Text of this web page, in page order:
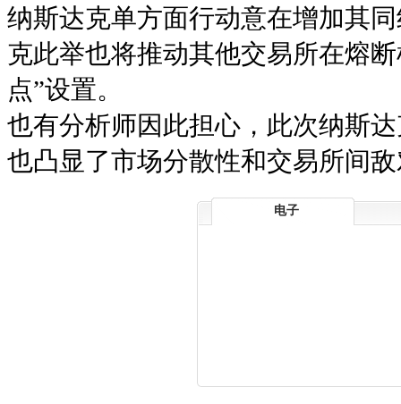
纳斯达克单方面行动意在增加其
克此举也将推动其他交易所在熔
点”设置。
也有分析师因此担心，此次纳斯
也凸显了市场分散性和交易所间
电子